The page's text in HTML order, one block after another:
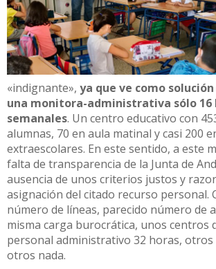
«indignante», ya que ve como
una monitora-administrativa sólo 16
semanales. Un centro educativo con
alumnas, 70 en aula matinal y casi 200
extraescolares. En este sentido, a este
falta de transparencia de la Junta de
ausencia de unos criterios justos y
asignación del citado recurso personal.
número de líneas, parecido número de
misma carga burocrática, unos centros
personal administrativo 32 horas, otros
otros nada.